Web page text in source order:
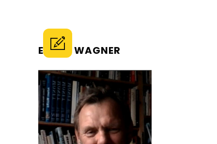
ERNST WAGNER